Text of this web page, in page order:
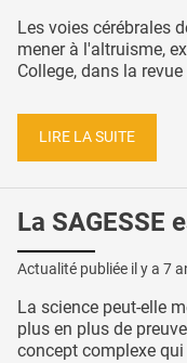
Les voies cérébrales
mener à l'altruisme,
College, dans la
LIRE LA SUITE
La SAGESSE
Actualité publiée il y a 7
La science peut-elle
plus en plus de
concept complexe